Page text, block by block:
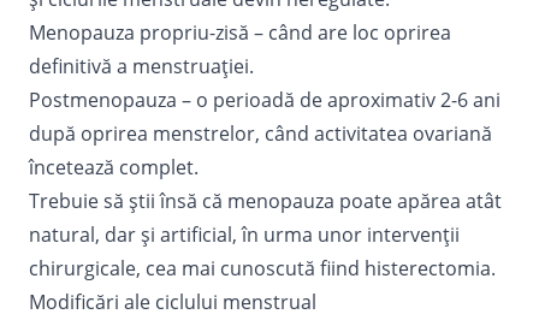
Menopauza propriu-zisă – când are loc oprirea
definitivă a menstruației.
Postmenopauza – o perioadă de aproximativ 2-6 ani
după oprirea menstrelor, când activitatea ovariană
încetează complet.
Trebuie să știi însă că menopauza poate apărea atât
natural, dar și artificial, în urma unor intervenții
chirurgicale, cea mai cunoscută fiind histerectomia.
Modificări ale ciclului menstrual